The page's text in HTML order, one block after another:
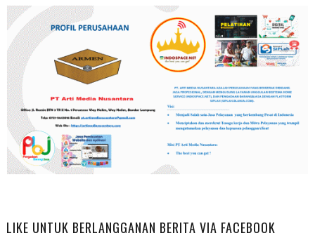
LIKE UNTUK BERLANGGANAN BERITA VIA FACEBOOK